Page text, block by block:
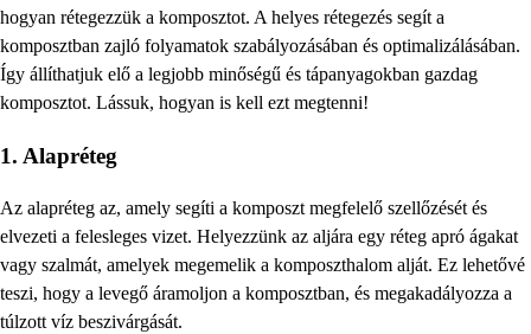
hogyan rétegezzük a komposztot. A helyes rétegezés segít a
komposztban zajló folyamatok szabályozásában és optimalizálásában.
Így állíthatjuk elő a legjobb minőségű és tápanyagokban gazdag
komposztot. Lássuk, hogyan is kell ezt megtenni!
1. Alapréteg
Az alapréteg az, amely segíti a komposzt megfelelő szellőzését és
elvezeti a felesleges vizet. Helyezzünk az aljára egy réteg apró ágakat
vagy szalmát, amelyek megemelik a komposzthalom alját. Ez lehetővé
teszi, hogy a levegő áramoljon a komposztban, és megakadályozza a
túlzott víz beszivárgását.